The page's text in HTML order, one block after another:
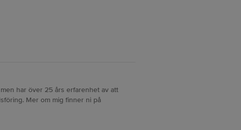
har över 25 års erfarenhet av att
Mer om mig finner ni på